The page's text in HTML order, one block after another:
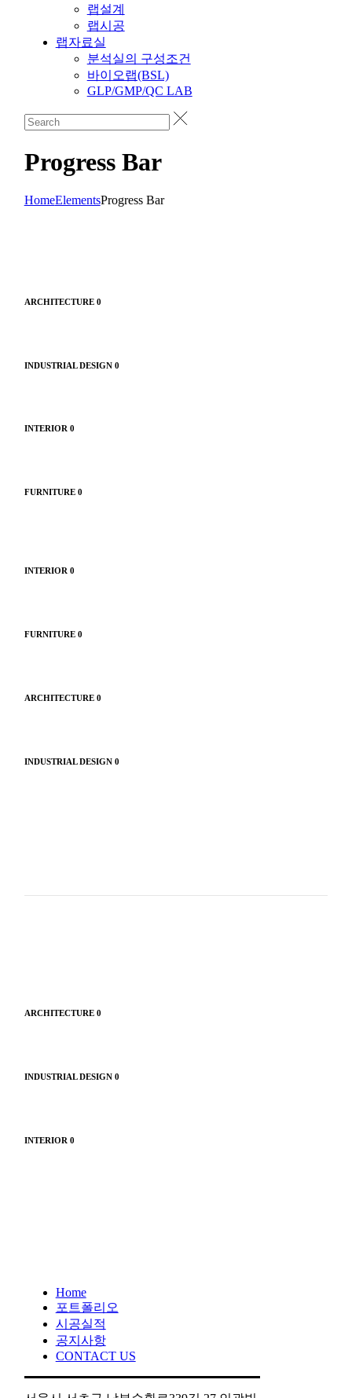
랩설계
랩시공
랩자료실
분석실의 구성조건
바이오랩(BSL)
GLP/GMP/QC LAB
Progress Bar
HomeElementsProgress Bar
ARCHITECTURE 0
INDUSTRIAL DESIGN 0
INTERIOR 0
FURNITURE 0
INTERIOR 0
FURNITURE 0
ARCHITECTURE 0
INDUSTRIAL DESIGN 0
ARCHITECTURE 0
INDUSTRIAL DESIGN 0
INTERIOR 0
Home
포트폴리오
시공실적
공지사항
CONTACT US